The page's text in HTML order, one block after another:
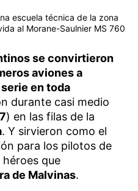
escuela técnica de la zona
al Morane-Saulnier MS 760
se convirtieron
aviones a
en toda
durante casi medio
) en las filas de la
. Y sirvieron como el
para los pilotos de
que
de Malvinas.